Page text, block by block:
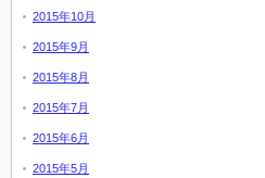
2015年10月
2015年9月
2015年8月
2015年7月
2015年6月
2015年5月